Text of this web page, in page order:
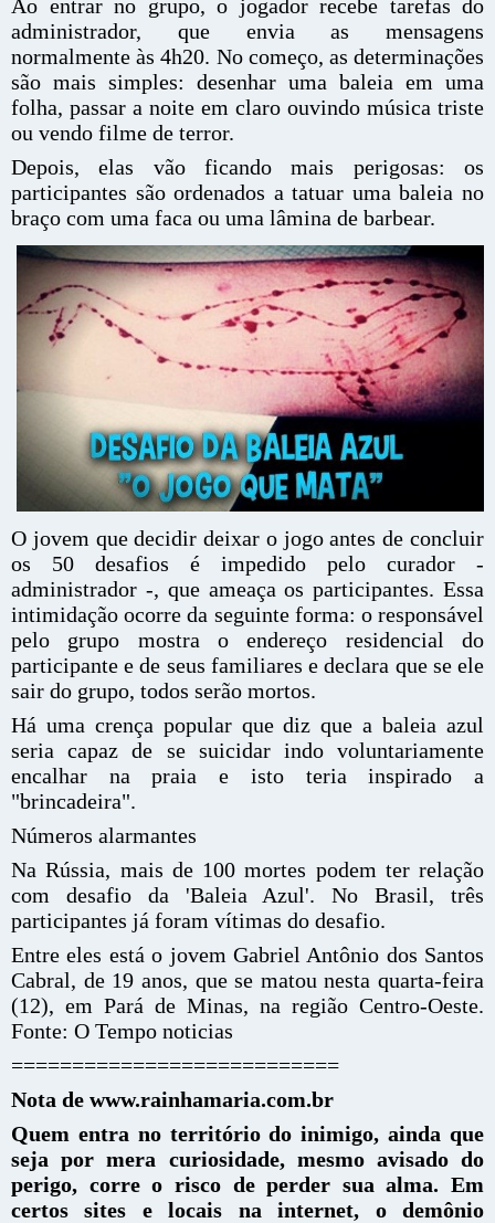
Ao entrar no grupo, o jogador recebe tarefas do
administrador, que envia as mensagens
normalmente às 4h20. No começo, as determinações
são mais simples: desenhar uma baleia em uma
folha, passar a noite em claro ouvindo música triste
ou vendo filme de terror.
Depois, elas vão ficando mais perigosas: os
participantes são ordenados a tatuar uma baleia no
braço com uma faca ou uma lâmina de barbear.
O jovem que decidir deixar o jogo antes de concluir
os 50 desafios é impedido pelo curador -
administrador -, que ameaça os participantes. Essa
intimidação ocorre da seguinte forma: o responsável
pelo grupo mostra o endereço residencial do
participante e de seus familiares e declara que se ele
sair do grupo, todos serão mortos.
Há uma crença popular que diz que a baleia azul
seria capaz de se suicidar indo voluntariamente
encalhar na praia e isto teria inspirado a
"brincadeira".
Números alarmantes
Na Rússia, mais de 100 mortes podem ter relação
com desafio da 'Baleia Azul'. No Brasil, três
participantes já foram vítimas do desafio.
Entre eles está o jovem Gabriel Antônio dos Santos
Cabral, de 19 anos, que se matou nesta quarta-feira
(12), em Pará de Minas, na região Centro-Oeste.
Fonte: O Tempo noticias
===========================
Nota de www.rainhamaria.com.br
Quem entra no território do inimigo, ainda que
seja por mera curiosidade, mesmo avisado do
perigo, corre o risco de perder sua alma. Em
certos sites e locais na internet, o demônio